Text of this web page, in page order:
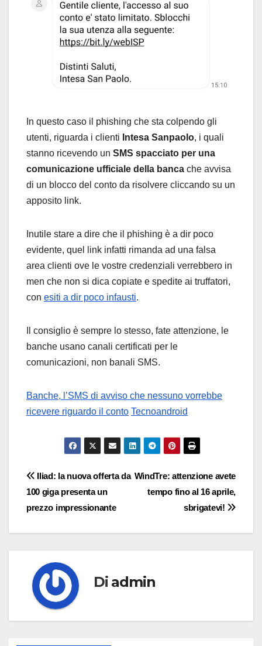
In questo caso il phishing che sta colpendo gli
utenti, riguarda i clienti Intesa Sanpaolo, i quali
stanno ricevendo un SMS spacciato per una
comunicazione ufficiale della banca che avvisa
di un blocco del conto da risolvere cliccando su un
apposito link.
Inutile stare a dire che il phishing è a dir poco
evidente, quel link infatti rimanda ad una falsa
area clienti ove le vostre credenziali verrebbero in
men che non si dica copiate e spedite ai truffatori,
con esiti a dir poco infausti.
Il consiglio è sempre lo stesso, fate attenzione, le
banche usano canali certificati per le
comunicazioni, non banali SMS.
Banche, l’SMS di avviso che nessuno vorrebbe
ricevere riguardo il conto Tecnoandroid
Navigazione
articoli
WindTre: attenzione avete
tempo fino al 16 aprile,
sbrigatevi!
Iliad: la nuova offerta da
100 giga presenta un
prezzo impressionante
Di admin